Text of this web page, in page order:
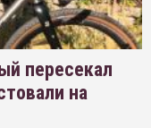
пересекал
на